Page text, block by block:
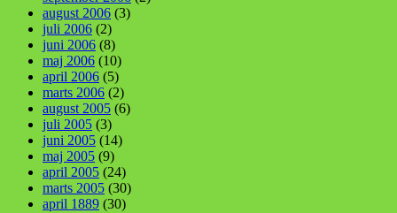
august 2006 (3)
juli 2006 (2)
juni 2006 (8)
maj 2006 (10)
april 2006 (5)
marts 2006 (2)
august 2005 (6)
juli 2005 (3)
juni 2005 (14)
maj 2005 (9)
april 2005 (24)
marts 2005 (30)
april 1889 (30)